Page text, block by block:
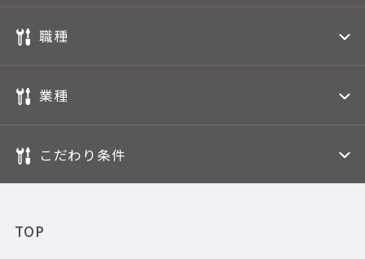
職種
業種
こだわり条件
TOP